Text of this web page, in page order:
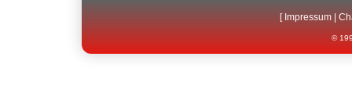
[ Impressum
©